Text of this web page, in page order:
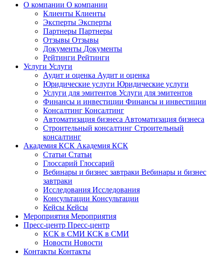
О компании О компании
Клиенты Клиенты
Эксперты Эксперты
Партнеры Партнеры
Отзывы Отзывы
Документы Документы
Рейтинги Рейтинги
Услуги Услуги
Аудит и оценка Аудит и оценка
Юридические услуги Юридические услуги
Услуги для эмитентов Услуги для эмитентов
Финансы и инвестиции Финансы и инвестиции
Консалтинг Консалтинг
Автоматизация бизнеса Автоматизация бизнеса
Строительный консалтинг Строительный
консалтинг
Академия КСК Академия КСК
Статьи Статьи
Глоссарий Глоссарий
Вебинары и бизнес завтраки Вебинары и бизнес
завтраки
Исследования Исследования
Консультации Консультации
Кейсы Кейсы
Мероприятия Мероприятия
Пресс-центр Пресс-центр
КСК в СМИ КСК в СМИ
Новости Новости
Контакты Контакты